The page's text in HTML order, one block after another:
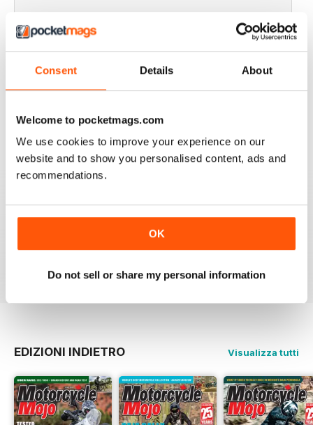
Consent Details About
Welcome to pocketmags.com
We use cookies to improve your experience on our
website and to show you personalised content, ads and
recommendations.
OK
Do not sell or share my personal information
GOOD READ
Good Read
Recensito 21 agosto 2022
FANTASTIC MOTORCYLE MAG NOW
AVAILABLE IN DIGI FORM
Every issue of Motorcycle Mojo contains tests of new
collection. Now in digi form.
EDIZIONI INDIETRO Visualizza tutti